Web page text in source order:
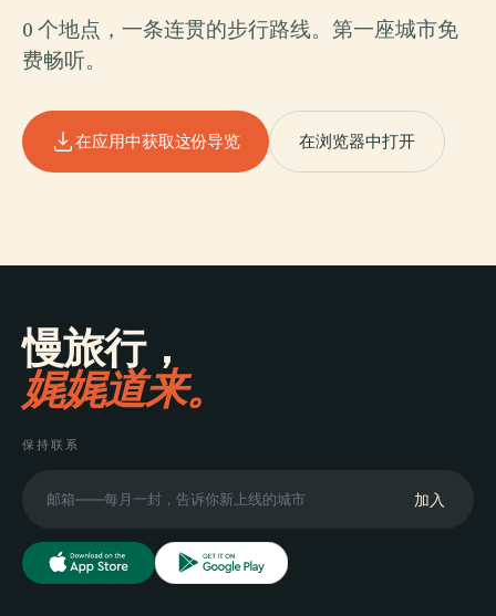
0 个地点，一条连贯的步行路线。第一座城市免
费畅听。
在应用中获取这份导览 在浏览器中打开
慢旅行，
娓娓道来。
保持联系
加入